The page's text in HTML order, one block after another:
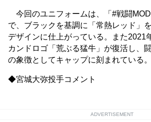
今回のユニフォームは、「#戦闘
で、ブラックを基調に「常熱レッド」
デザインに仕上がっている。また2021
カンドロゴ「荒ぶる猛牛」が復活し、
の象徴としてキャップに刻まれている
◆宮城大弥投手コメント
ADVERTISEMENT